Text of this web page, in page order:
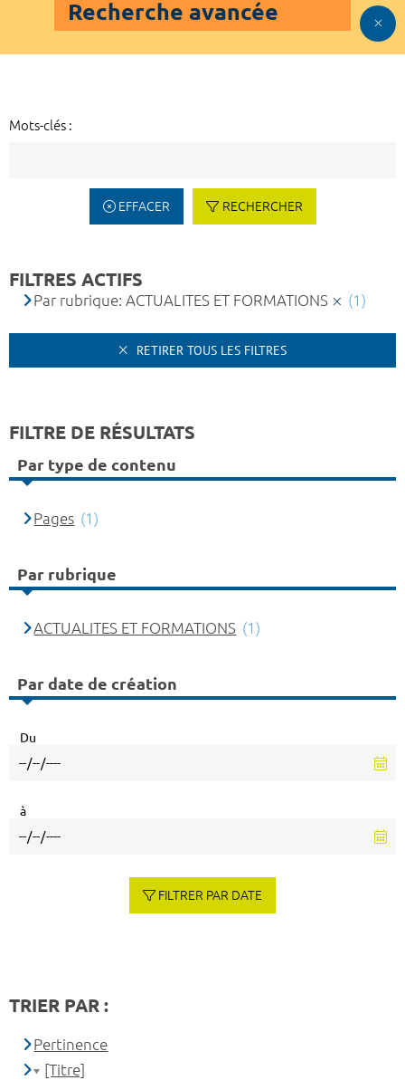
Recherche avancée
Mots-clés :
EFFACER RECHERCHER
FILTRES ACTIFS
Par rubrique: ACTUALITES ET FORMATIONS (1)
RETIRER TOUS LES FILTRES
FILTRE DE RÉSULTATS
Par type de contenu
Pages (1)
Par rubrique
ACTUALITES ET FORMATIONS (1)
Par date de création
Du
à
FILTRER PAR DATE
TRIER PAR :
Pertinence
[Titre]